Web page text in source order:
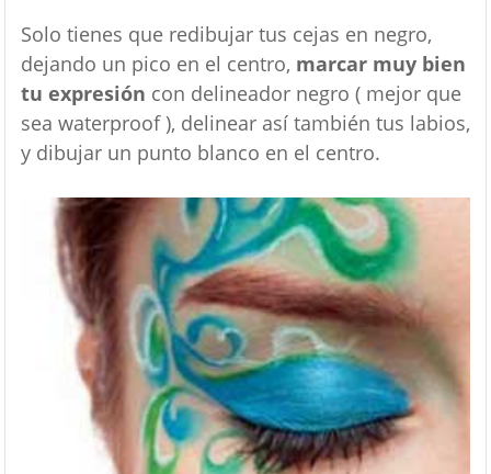
Solo tienes que redibujar tus cejas en negro,
dejando un pico en el centro, marcar muy bien
tu expresión con delineador negro ( mejor que
sea waterproof ), delinear así también tus labios,
y dibujar un punto blanco en el centro.